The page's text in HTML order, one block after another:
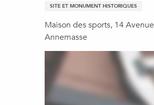
SITE ET MONUMENT HISTORIQUES
Maison des sports, 14
Annemasse